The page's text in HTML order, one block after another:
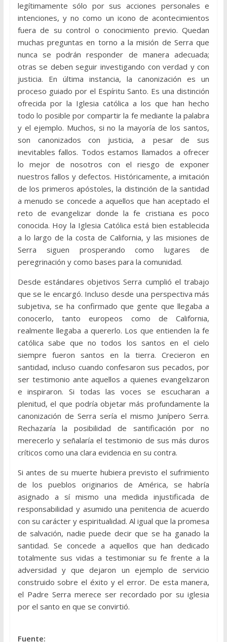
legítimamente sólo por sus acciones personales e
intenciones, y no como un icono de acontecimientos
fuera de su control o conocimiento previo. Quedan
muchas preguntas en torno a la misión de Serra que
nunca se podrán responder de manera adecuada;
otras se deben seguir investigando con verdad y con
justicia. En última instancia, la canonización es un
proceso guiado por el Espíritu Santo. Es una distinción
ofrecida por la Iglesia católica a los que han hecho
todo lo posible por compartir la fe mediante la palabra
y el ejemplo. Muchos, si no la mayoría de los santos,
son canonizados con justicia, a pesar de sus
inevitables fallos. Todos estamos llamados a ofrecer
lo mejor de nosotros con el riesgo de exponer
nuestros fallos y defectos. Históricamente, a imitación
de los primeros apóstoles, la distinción de la santidad
a menudo se concede a aquellos que han aceptado el
reto de evangelizar donde la fe cristiana es poco
conocida. Hoy la Iglesia Católica está bien establecida
a lo largo de la costa de California, y las misiones de
Serra siguen prosperando como lugares de
peregrinación y como bases para la comunidad.
Desde estándares objetivos Serra cumplió el trabajo
que se le encargó. Incluso desde una perspectiva más
subjetiva, se ha confirmado que gente que llegaba a
conocerlo, tanto europeos como de California,
realmente llegaba a quererlo. Los que entienden la fe
católica sabe que no todos los santos en el cielo
siempre fueron santos en la tierra. Crecieron en
santidad, incluso cuando confesaron sus pecados, por
ser testimonio ante aquellos a quienes evangelizaron
e inspiraron. Si todas las voces se escucharan a
plenitud, el que podría objetar más profundamente la
canonización de Serra sería el mismo Junípero Serra.
Rechazaría la posibilidad de santificación por no
merecerlo y señalaría el testimonio de sus más duros
críticos como una clara evidencia en su contra.
Si antes de su muerte hubiera previsto el sufrimiento
de los pueblos originarios de América, se habría
asignado a sí mismo una medida injustificada de
responsabilidad y asumido una penitencia de acuerdo
con su carácter y espiritualidad. Al igual que la promesa
de salvación, nadie puede decir que se ha ganado la
santidad. Se concede a aquellos que han dedicado
totalmente sus vidas a testimoniar su fe frente a la
adversidad y que dejaron un ejemplo de servicio
construido sobre el éxito y el error. De esta manera,
el Padre Serra merece ser recordado por su iglesia
por el santo en que se convirtió.
Fuente: